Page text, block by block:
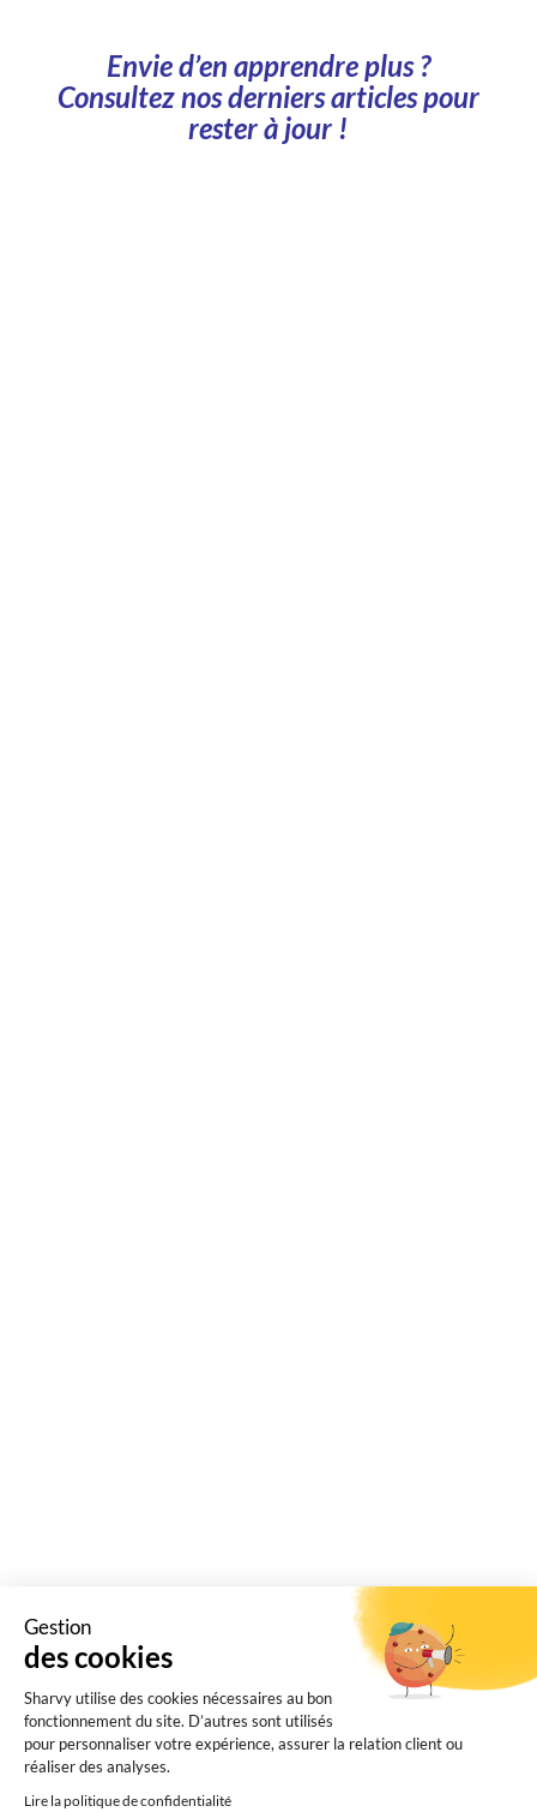
Gestion
des cookies
Sharvy utilise des cookies nécessaires au bon
fonctionnement du site. D’autres sont utilisés
pour personnaliser votre expérience, assurer la relation client ou
réaliser des analyses.
Lire la politique de confidentialité
Envie d’en apprendre plus ?
Consultez nos derniers articles pour
rester à jour !
transforme t-il la gestion du contrôle d’accès?
« Entrées précédentes Entrées suivantes »